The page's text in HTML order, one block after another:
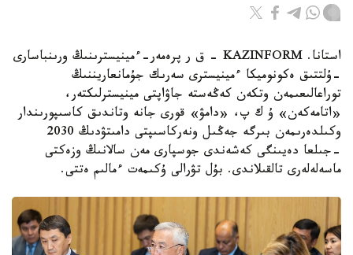
استانا. KAZINFORM - ق ر پرەمەر-ءمينيسترىنىڭ ورىنباسارى
-ۇلتتىق ەكونوميكا ءمينيسترى سەرىك جۇمانعاريننىڭ
توراعالىعىمەن وتكەن كەڭەستە جاۋاپتى مينيسترلىكتەر،
«اتامەكەن» ۇ ك پ، «دامۋ» قورى جانە وتاندىق كاسىپورىندار
وكىلدەرىمەن بىرگە جەڭىل ونەركاسىپتى دامىتۋدىڭ 2030
-جىلعا دەيىنگى كەشەندى جوسپارى مەن سالانىڭ وزەكتى
ماسەلەلەرى تالقىلاندى. بۇل تۋرالى ۇكىمەت ءمالىم ەتتى.